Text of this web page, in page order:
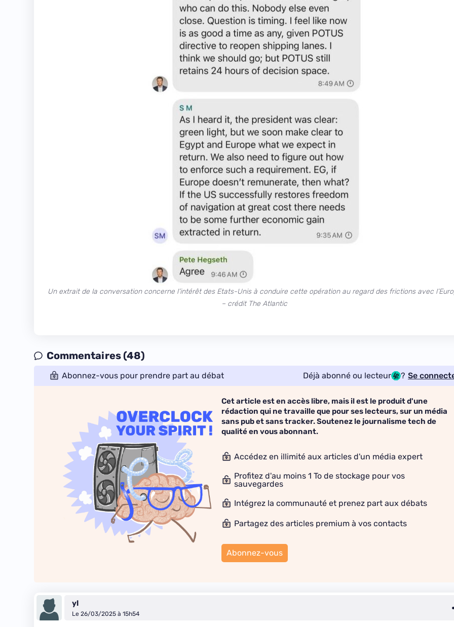
Un extrait de la conversation concerne l’intérêt des Etats-Unis à conduire cette opération au regard des frictions avec
– crédit The Atlantic
Commentaires (48)
Abonnez-vous pour prendre part au débat Déjà abonné ou lecteur ? Se
Cet article est en accès libre, mais il est le produit d'une
rédaction qui ne travaille que pour ses lecteurs, sur un média
sans pub et sans tracker. Soutenez le journalisme tech de
qualité en vous abonnant.
Accédez en illimité aux articles d'un média expert
Profitez d'au moins 1 To de stockage pour vos
sauvegardes
Intégrez la communauté et prenez part aux débats
Partagez des articles premium à vos contacts
Abonnez-vous
yl
Le 26/03/2025 à 15h54